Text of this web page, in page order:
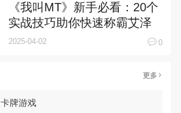
《我叫MT》新手必看：20个
实战技巧助你快速称霸艾泽
拉斯！
2025-04-02 0
更多
卡牌游戏